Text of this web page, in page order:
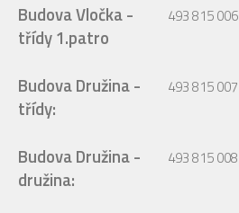
Budova Vločka -
třídy 1.patro
493 815 006
Budova Družina -
třídy:
493 815 007
Budova Družina -
družina:
493 815 008